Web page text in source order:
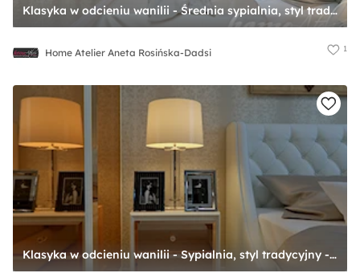
Klasyka w odcieniu wanilii - Średnia sypialnia, styl tradycyjny - zdjęcie od Home Atelier Aneta Rosińska-Dadsi
Home Atelier Aneta Rosińska-Dadsi 1
Klasyka w odcieniu wanilii - Sypialnia, styl tradycyjny - zdjęcie od Home Atelier Aneta Rosińska-Dadsi